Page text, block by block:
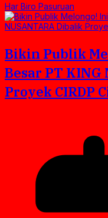
Har Biro Pasuruan
Bikin Publik
Besar PT
Proyek CIRDP